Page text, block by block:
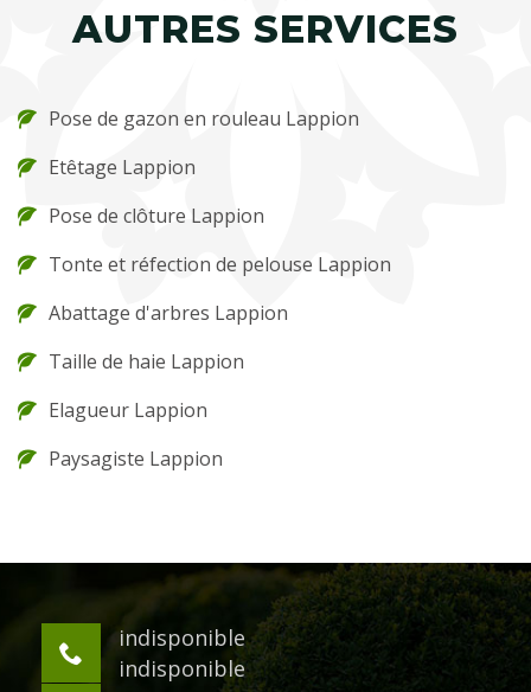
AUTRES SERVICES
Pose de gazon en rouleau Lappion
Etêtage Lappion
Pose de clôture Lappion
Tonte et réfection de pelouse Lappion
Abattage d'arbres Lappion
Taille de haie Lappion
Elagueur Lappion
Paysagiste Lappion
indisponible
indisponible